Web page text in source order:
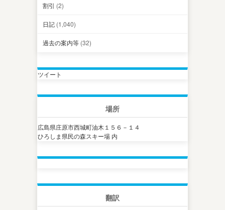
割引 (2)
日記 (1,040)
過去の案内等 (32)
ツイート
場所
広島県庄原市西城町油木１５６－１４
ひろしま県民の森スキー場 内
翻訳